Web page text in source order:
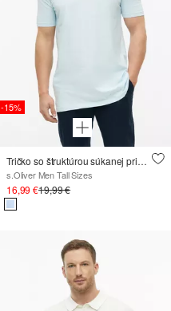
-15%
Tričko so štruktúrou súkanej priadze a detailom loga
s.Oliver Men Tall Sizes
16,99 €19,99 €